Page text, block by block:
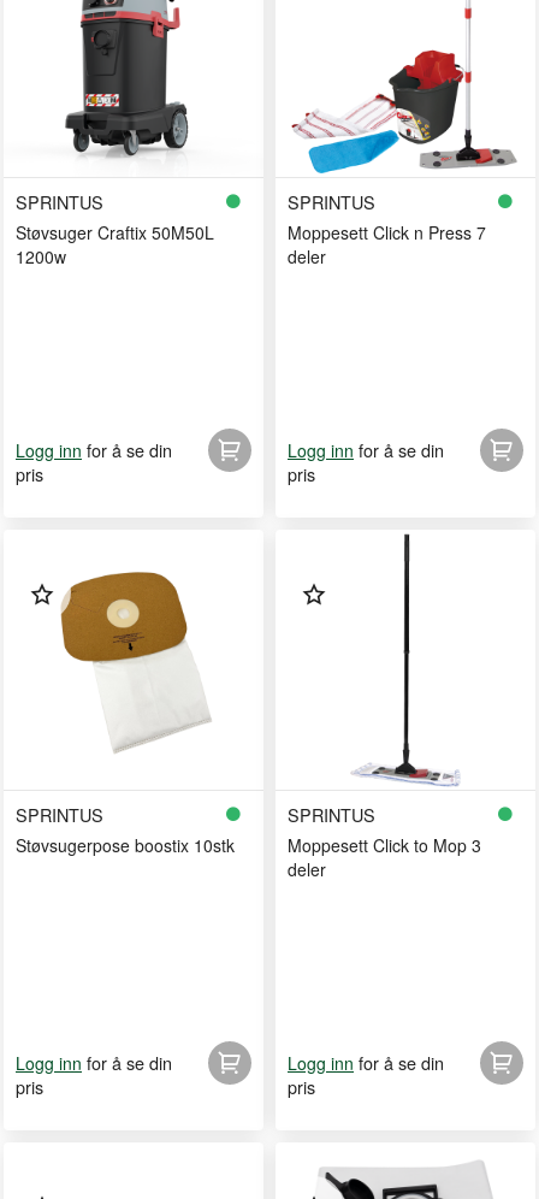
SPRINTUS
Støvsuger Craftix 50M50L
1200w
Logg inn for å se din
pris
SPRINTUS
Moppesett Click n Press 7
deler
Logg inn for å se din
pris
SPRINTUS
Støvsugerpose boostix 10stk
Logg inn for å se din
pris
SPRINTUS
Moppesett Click to Mop 3
deler
Logg inn for å se din
pris